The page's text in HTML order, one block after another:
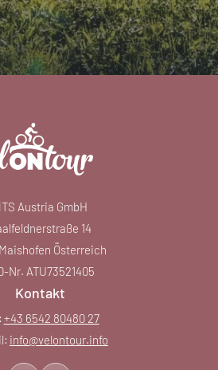
Austria GmbH
14
Österreich
Nr. ATU73521405
Kontakt
+43 6542 80480 27
info@velontour.info